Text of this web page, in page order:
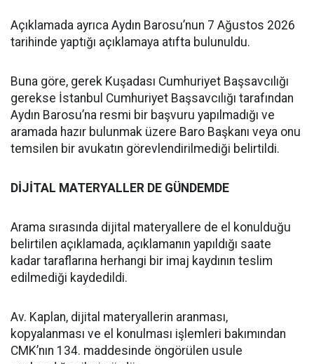
Açıklamada ayrıca Aydın Barosu’nun 7 Ağustos 2026
tarihinde yaptığı açıklamaya atıfta bulunuldu.
Buna göre, gerek Kuşadası Cumhuriyet Başsavcılığı
gerekse İstanbul Cumhuriyet Başsavcılığı tarafından
Aydın Barosu’na resmi bir başvuru yapılmadığı ve
aramada hazır bulunmak üzere Baro Başkanı veya onu
temsilen bir avukatın görevlendirilmediği belirtildi.
DİJİTAL MATERYALLER DE GÜNDEMDE
Arama sırasında dijital materyallere de el konulduğu
belirtilen açıklamada, açıklamanın yapıldığı saate
kadar taraflarına herhangi bir imaj kaydının teslim
edilmediği kaydedildi.
Av. Kaplan, dijital materyallerin aranması,
kopyalanması ve el konulması işlemleri bakımından
CMK’nın 134. maddesinde öngörülen usule